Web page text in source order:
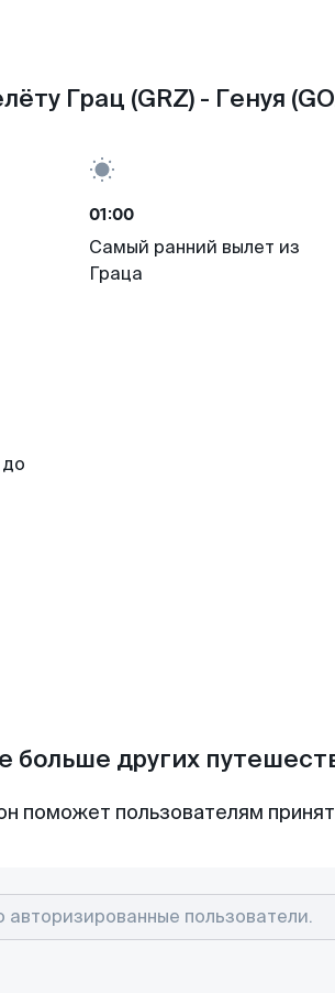
Грац (GRZ) - Генуя
01:00
Самый ранний вылет из
Граца
больше других
поможет пользователям